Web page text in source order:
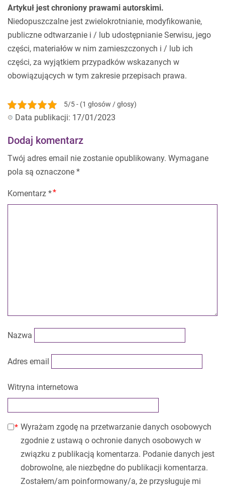
Artykuł jest chroniony prawami autorskimi.
Niedopuszczalne jest zwielokrotnianie, modyfikowanie,
publiczne odtwarzanie i / lub udostępnianie Serwisu, jego
części, materiałów w nim zamieszczonych i / lub ich
części, za wyjątkiem przypadków wskazanych w
obowiązujących w tym zakresie przepisach prawa.
5/5 - (1 głosów / głosy)
Data publikacji: 17/01/2023
Dodaj komentarz
Twój adres email nie zostanie opublikowany. Wymagane
pola są oznaczone *
Komentarz *
Nazwa
Adres email
Witryna internetowa
Wyrażam zgodę na przetwarzanie danych osobowych
zgodnie z ustawą o ochronie danych osobowych w
związku z publikacją komentarza. Podanie danych jest
dobrowolne, ale niezbędne do publikacji komentarza.
Zostałem/am poinformowany/a, że przysługuje mi